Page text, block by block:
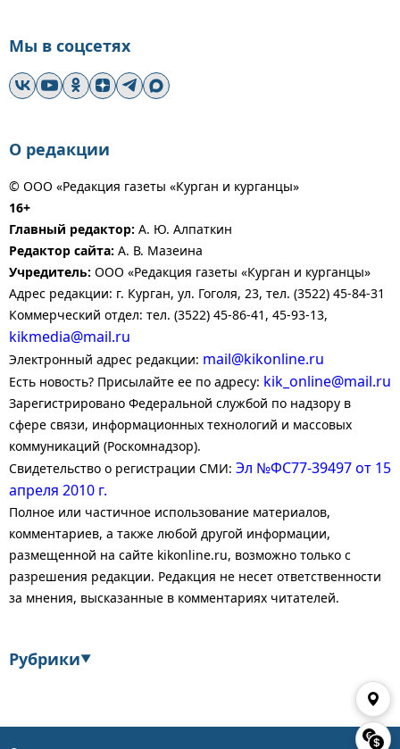
Мы в соцсетях
О редакции
© ООО «Редакция газеты «Курган и курганцы»
16+
Главный редактор: А. Ю. Алпаткин
Редактор сайта: А. В. Мазеина
Учредитель: ООО «Редакция газеты «Курган и курганцы»
Адрес редакции: г. Курган, ул. Гоголя, 23, тел. (3522) 45-84-31
Коммерческий отдел: тел. (3522) 45-86-41, 45-93-13,
kikmedia@mail.ru
Электронный адрес редакции: mail@kikonline.ru
Есть новость? Присылайте ее по адресу: kik_online@mail.ru
Зарегистрировано Федеральной службой по надзору в
сфере связи, информационных технологий и массовых
коммуникаций (Роскомнадзор).
Свидетельство о регистрации СМИ: Эл №ФС77-39497 от 15
апреля 2010 г.
Полное или частичное использование материалов,
комментариев, а также любой другой информации,
размещенной на сайте kikonline.ru, возможно только с
разрешения редакции. Редакция не несет ответственности
за мнения, высказанные в комментариях читателей.
Рубрики▼
Энергетика
Транспорт